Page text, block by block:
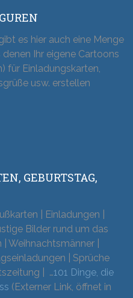
es hier auch eine Menge
Ihr eigene Cartoons
für Einladungskarten,
usw. erstellen
GEBURTSTAG,
| Einladungen |
Bilder rund um das
Weihnachtsmänner |
| Sprüche
| …101 Dinge, die
(Externer Link, öffnet in